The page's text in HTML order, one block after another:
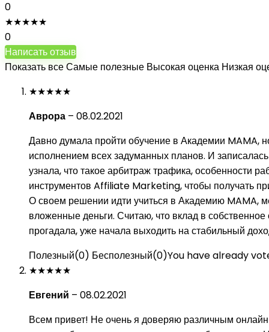
0
★★★★★
0
Написать отзыв
Показать всеСамые полезные Высокая оценка Низкая
★★★★★
Аврора – 08.02.2021
Давно думала пройти обучение в Академии MAMA,
исполнением всех задуманных планов. И
узнала, что такое арбитраж трафика, особенности
инструментов Affiliate Marketing, чтобы получать
О своем решении идти учиться в Академию MAMA,
вложенные деньги. Считаю, что вклад в
прогадала, уже начала выходить на стабильный
Полезный(0) Бесполезный(0)You have already
★★★★★
Евгений – 08.02.2021
Всем привет! Не очень я доверяю различным